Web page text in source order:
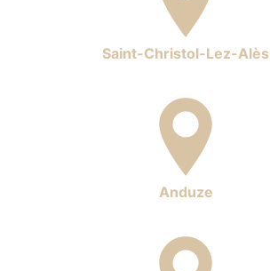
Saint-Christol-Lez-Alès
Anduze